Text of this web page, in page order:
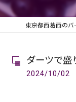
ダーツで盛
2024/10/02